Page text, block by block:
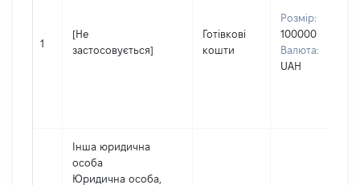
1
[Не
застосовується]
Готівкові
кошти
Розмір:
100000
Валюта:
UAH
Інша юридична
особа
Юридична особа,